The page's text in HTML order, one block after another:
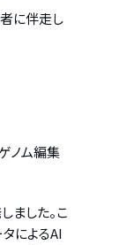
に伴走し
ノム編集
ました。こ
によるAI